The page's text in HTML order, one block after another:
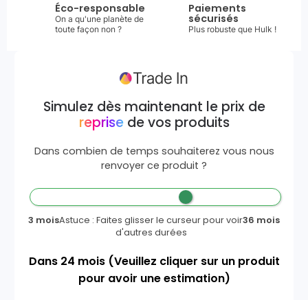
Éco-responsable
On a qu'une planète de
toute façon non ?
Paiements
sécurisés
Plus robuste que Hulk !
Simulez dès maintenant le prix de
reprisede vos produits
Dans combien de temps souhaiterez vous nous
renvoyer ce produit ?
3 moisAstuce : Faites glisser le curseur pour voir
d'autres durées
36 mois
Dans 24 mois (Veuillez cliquer sur un produit
pour avoir une estimation)